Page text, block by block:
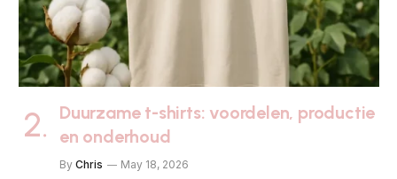
Duurzame t-shirts: voordelen, productie
en onderhoud
By Chris May 18, 2026